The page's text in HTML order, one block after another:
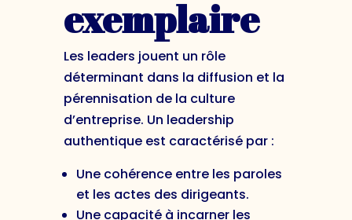
exemplaire
Les leaders jouent un rôle
déterminant dans la diffusion et la
pérennisation de la culture
d’entreprise. Un leadership
authentique est caractérisé par :
Une cohérence entre les paroles
et les actes des dirigeants.
Une capacité à incarner les